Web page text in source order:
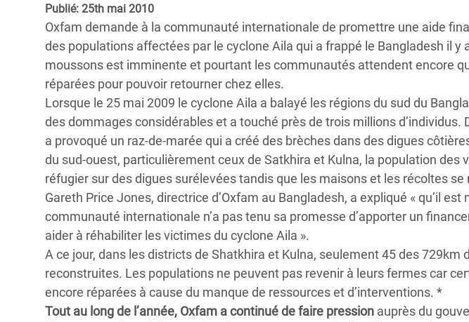
Conflits et Catastrophes
Inégalités Extrêmes et
Services Essentiels
Inequality and Rights in a
Digital Age
Gender, Rights, and Justice
Alimentaire en Afrique de
l’Est
Crise des Réfugiés Rohingyas
au Bangladesh
Crise des Réfugié·es au
Soudan du Sud
Crise en Syrie
#MonClimatMonAvenir
Mettons Fin à la Souffrance qui se Cache
Derrière notre Alimentation
Les Violences Faites aux Femmes et aux
Filles, Ça Suffit !
Publié: 25th mai 2010
Oxfam demande à la communauté internationale de promettre une aide
des populations affectées par le cyclone Aila qui a frappé le Bangladesh il y
moussons est imminente et pourtant les communautés attendent encore
réparées pour pouvoir retourner chez elles.
Lorsque le 25 mai 2009 le cyclone Aila a balayé les régions du sud du
des dommages considérables et a touché près de trois millions d’individus.
a provoqué un raz-de-marée qui a créé des brèches dans des digues
du sud-ouest, particulièrement ceux de Satkhira et Kulna, la population des
réfugier sur des digues surélevées tandis que les maisons et les récoltes
Gareth Price Jones, directrice d’Oxfam au Bangladesh, a expliqué « qu’il
communauté internationale n’a pas tenu sa promesse d’apporter un
aider à réhabiliter les victimes du cyclone Aila ».
A ce jour, dans les districts de Shatkhira et Kulna, seulement 45 des
reconstruites. Les populations ne peuvent pas revenir à leurs fermes car
encore réparées à cause du manque de ressources et d’interventions. *
Tout au long de l’année, Oxfam a continué de faire pression auprès du